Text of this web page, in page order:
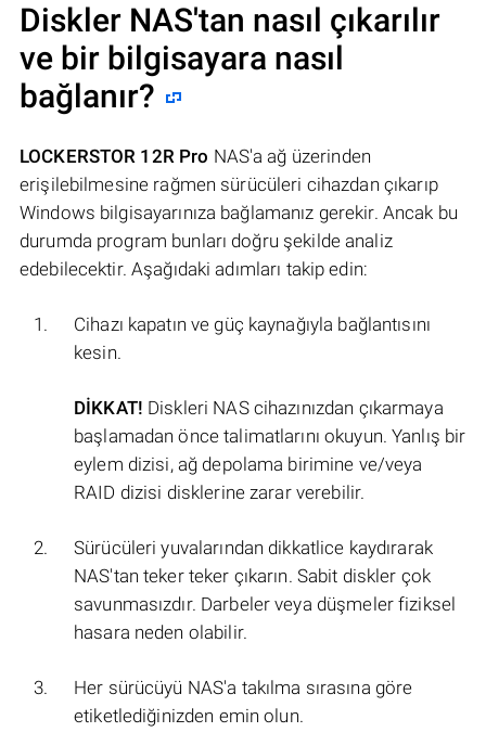
Diskler NAS'tan nasıl çıkarılır
ve bir bilgisayara nasıl
bağlanır?
LOCKERSTOR 12R Pro NAS'a ağ üzerinden
erişilebilmesine rağmen sürücüleri cihazdan çıkarıp
Windows bilgisayarınıza bağlamanız gerekir. Ancak bu
durumda program bunları doğru şekilde analiz
edebilecektir. Aşağıdaki adımları takip edin:
Cihazı kapatın ve güç kaynağıyla bağlantısını
kesin.
DİKKAT! Diskleri NAS cihazınızdan çıkarmaya
başlamadan önce talimatlarını okuyun. Yanlış bir
eylem dizisi, ağ depolama birimine ve/veya
RAID dizisi disklerine zarar verebilir.
Sürücüleri yuvalarından dikkatlice kaydırarak
NAS'tan teker teker çıkarın. Sabit diskler çok
savunmasızdır. Darbeler veya düşmeler fiziksel
hasara neden olabilir.
Her sürücüyü NAS'a takılma sırasına göre
etiketlediğinizden emin olun.